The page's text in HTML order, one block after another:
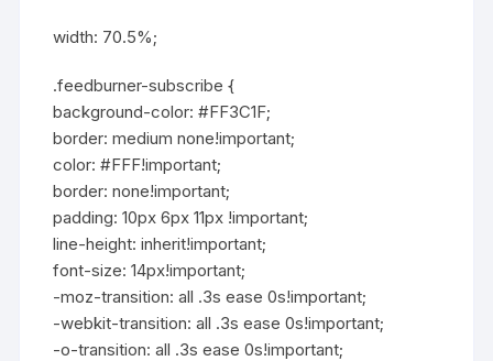
width: 70.5%;
.feedburner-subscribe {
background-color: #FF3C1F;
border: medium none!important;
color: #FFF!important;
border: none!important;
padding: 10px 6px 11px !important;
line-height: inherit!important;
font-size: 14px!important;
-moz-transition: all .3s ease 0s!important;
-webkit-transition: all .3s ease 0s!important;
-o-transition: all .3s ease 0s!important;